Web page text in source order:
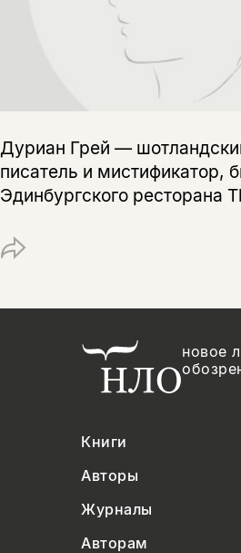
Дуриан Грей —
писатель и мистификатор,
Эдинбургского ресторана
новое
Книги
Авторы
Журналы
Авторам
Копировать Вконтакте
нет, вернуться